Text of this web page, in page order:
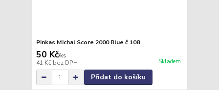
Pinkas Michal Score 2000 Blue č.108
50 Kč/ks
41 Kč bez DPH Skladem
Přidat do košíku